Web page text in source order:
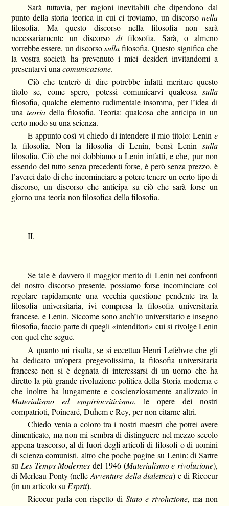
Sarà tuttavia, per ragioni inevitabili che dipendono dal
punto della storia teorica in cui ci troviamo, un discorso nella
filosofia. Ma questo discorso nella filosofia non sarà
necessariamente un discorso difilosofia. Sarà, o almeno
vorrebbe essere, un discorsosullafilosofia. Questo significa che
la vostra società ha prevenuto i miei desideri invitandomi a
presentarvi unacomunicazione.
Ciò che tenterò di dire potrebbe infatti meritare questo
titolo se, come spero, potessi comunicarvi qualcosa sulla
filosofia, qualche elemento rudimentale insomma, per l’idea di
una teoriadella filosofia. Teoria: qualcosa che anticipa in un
certo modo su una scienza.
E appunto così vi chiedo di intendere il mio titolo: Lenin e
la filosofia. Non la filosofia di Lenin, bensì Lenin sulla
filosofia. Ciò che noi dobbiamo a Lenin infatti, e che, pur non
essendo del tutto senza precedenti forse, è però senza prezzo, è
l’averci dato di che incominciare a potere tenere un certo tipo di
discorso, un discorso che anticipa su ciò che sarà forse un
giorno una teoria non filosofica della filosofia.
II.
Se tale è davvero il maggior merito di Lenin nei confronti
del nostro discorso presente, possiamo forse incominciare col
regolare rapidamente una vecchia questione pendente tra la
filosofia universitaria, ivi compresa la filosofia universitaria
francese, e Lenin. Siccome sono anch’io universitario e insegno
filosofia, faccio parte di quegli «intenditori» cui si rivolge Lenin
con quel che segue.
A quanto mi risulta, se si eccettua Henri Lefebvre che gli
ha dedicato un’opera pregevolissima, la filosofia universitaria
francese non si è degnata di interessarsi di un uomo che ha
diretto la più grande rivoluzione politica della Storia moderna e
che inoltre ha lungamente e coscienziosamente analizzato in
Materialismo ed empiriocriticismo, le opere dei nostri
compatrioti, Poincaré, Duhem e Rey, per non citarne altri.
Chiedo venia a coloro tra i nostri maestri che potrei avere
dimenticato, ma non mi sembra di distinguere nel mezzo secolo
appena trascorso, al di fuori degli articoli di filosofi o di uomini
di scienza comunisti, altro che poche pagine su Lenin: di Sartre
su Les Temps Modernes del 1946 (Materialismo e rivoluzione),
di Merleau-Ponty (nelle Avventure della dialettica) e di Ricoeur
(in un articolo su Esprit).
Ricoeur parla con rispetto di Stato e rivoluzione, ma non